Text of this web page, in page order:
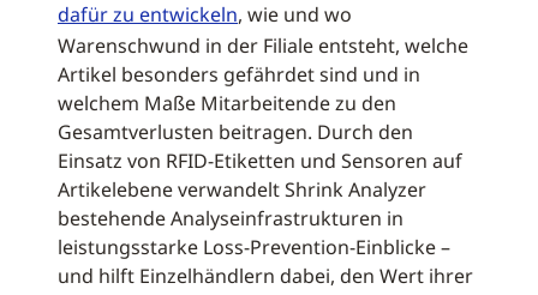
dafür zu entwickeln, wie und wo
Warenschwund in der Filiale entsteht, welche
Artikel besonders gefährdet sind und in
welchem Maße Mitarbeitende zu den
Gesamtverlusten beitragen. Durch den
Einsatz von RFID-Etiketten und Sensoren auf
Artikelebene verwandelt Shrink Analyzer
bestehende Analyseinfrastrukturen in
leistungsstarke Loss-Prevention-Einblicke –
und hilft Einzelhändlern dabei, den Wert ihrer